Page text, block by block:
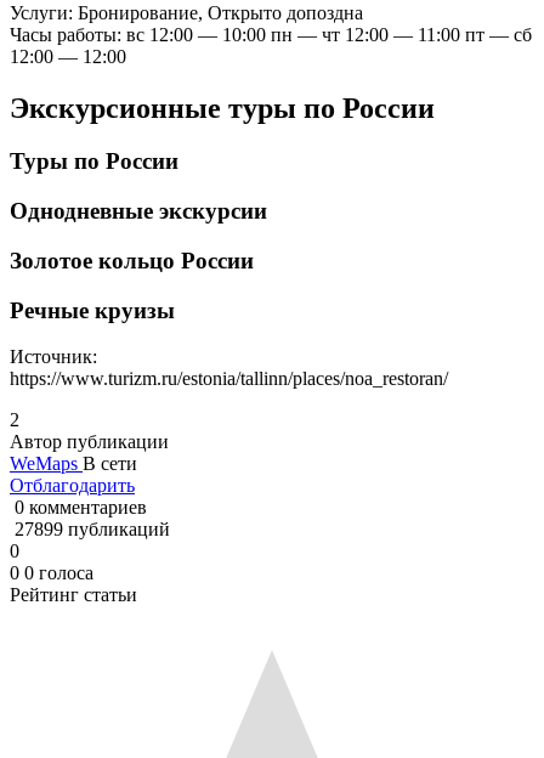
Услуги: Бронирование, Открыто допоздна
Часы работы: вс 12:00 — 10:00 пн — чт 12:00 — 11:00 пт — сб
12:00 — 12:00
Экскурсионные туры по России
Туры по России
Однодневные экскурсии
Золотое кольцо России
Речные круизы
Источник:
https://www.turizm.ru/estonia/tallinn/places/noa_restoran/
2
Автор публикации
WeMaps В сети
Отблагодарить
0 комментариев
27899 публикаций
0
0 0 голоса
Рейтинг статьи